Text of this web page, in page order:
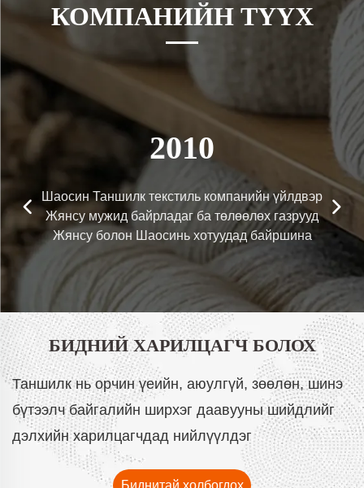
КОМПАНИЙН ТҮҮХ
2010
Шаосин Таншилк текстиль компанийн үйлдвэр
Жянсу мужид байрладаг ба төлөөлөх газрууд
Жянсу болон Шаосинь хотуудад байршина
БИДНИЙ ХАРИЛЦАГЧ БОЛОХ
Таншилк нь орчин үеийн, аюулгүй, зөөлөн, шинэ
бүтээлч байгалийн ширхэг даавууны шийдлийг
дэлхийн харилцагчдад нийлүүлдэг
Биднитай холбогдох